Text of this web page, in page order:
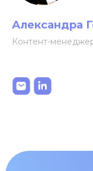
Александра
Контент-